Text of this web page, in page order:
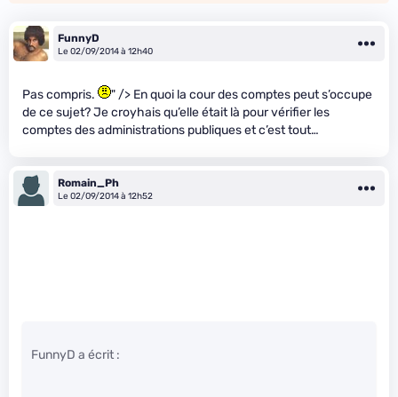
FunnyD
Le 02/09/2014 à 12h40
Pas compris.
" /> En quoi la cour des comptes peut s’occupe
de ce sujet? Je croyhais qu’elle était là pour vérifier les
comptes des administrations publiques et c’est tout…
Romain_Ph
Le 02/09/2014 à 12h52
FunnyD a écrit :